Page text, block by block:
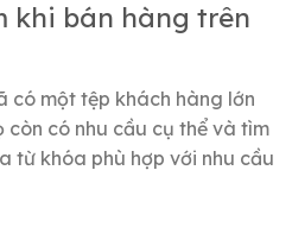
khi bán hàng trên
có một tệp khách hàng lớn
có nhu cầu cụ thể và tìm
từ khóa phù hợp với nhu cầu